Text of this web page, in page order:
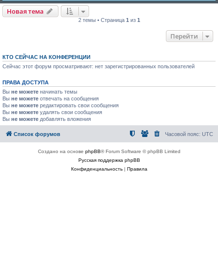
Новая тема
2 темы • Страница 1 из 1
Перейти
КТО СЕЙЧАС НА КОНФЕРЕНЦИИ
Сейчас этот форум просматривают: нет зарегистрированных пользователей
ПРАВА ДОСТУПА
Вы не можете начинать темы
Вы не можете отвечать на сообщения
Вы не можете редактировать свои сообщения
Вы не можете удалять свои сообщения
Вы не можете добавлять вложения
Список форумов Часовой пояс: UTC
Создано на основе phpBB® Forum Software © phpBB Limited
Русская поддержка phpBB
Конфиденциальность| Правила